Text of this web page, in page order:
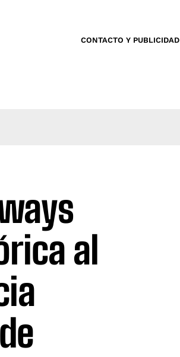
CONTACTO Y PUBLICIDAD
al